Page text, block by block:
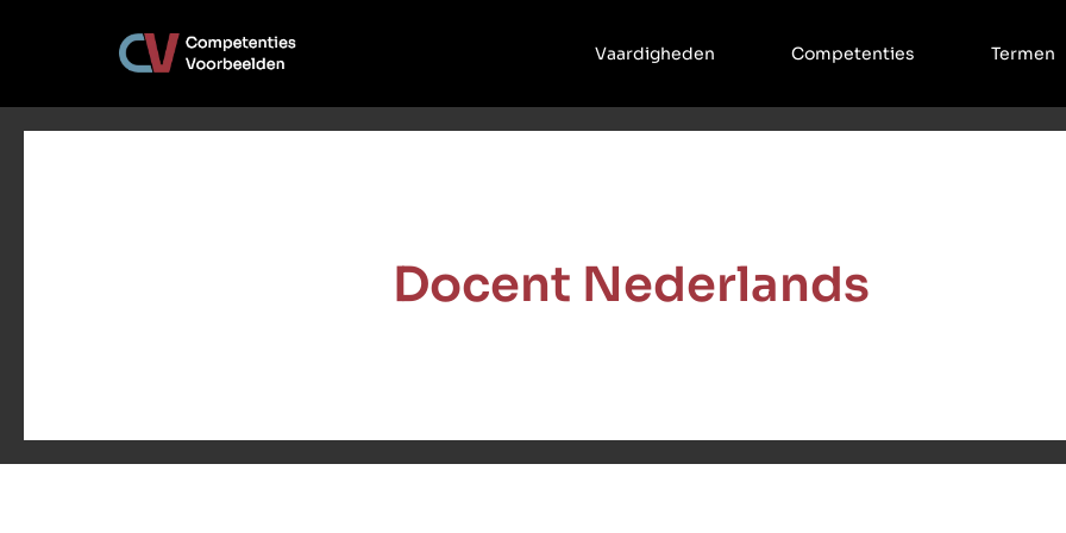
Vaardigheden Competenties Termen
Docent Nederlands